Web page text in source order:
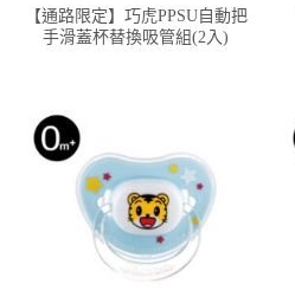
【通路限定】巧虎PPSU自動把
手滑蓋杯替換吸管組(2入)